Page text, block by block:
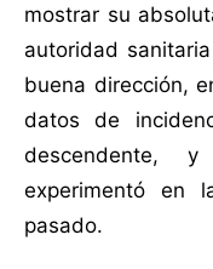
mostrar su
autoridad
buena dirección,
datos de
descendente,
experimentó en
pasado.